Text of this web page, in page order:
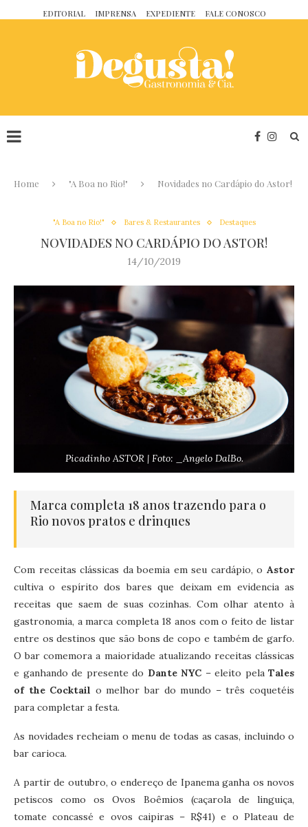
EDITORIAL IMPRENSA EXPEDIENTE FALE CONOSCO
Home "A Boa no Rio!" Novidades no Cardápio do Astor!
"A Boa no Rio!" Bares & Restaurantes Destaques
NOVIDADES NO CARDÁPIO DO ASTOR!
14/10/2019
Picadinho ASTOR | Foto: _Angelo DalBo.
Marca completa 18 anos trazendo para o
Rio novos pratos e drinques
Com receitas clássicas da boemia em seu cardápio, o Astor
cultiva o espírito dos bares que deixam em evidencia as
receitas que saem de suas cozinhas. Com olhar atento à
gastronomia, a marca completa 18 anos com o feito de listar
entre os destinos que são bons de copo e também de garfo.
O bar comemora a maioridade atualizando receitas clássicas
e ganhando de presente do Dante NYC – eleito pela Tales
of the Cocktail o melhor bar do mundo – três coquetéis
para completar a festa.
As novidades recheiam o menu de todas as casas, incluindo o
bar carioca.
A partir de outubro, o endereço de Ipanema ganha os novos
petiscos como os Ovos Boêmios (caçarola de linguiça,
tomate concassé e ovos caipiras – R$41) e o Plateau de